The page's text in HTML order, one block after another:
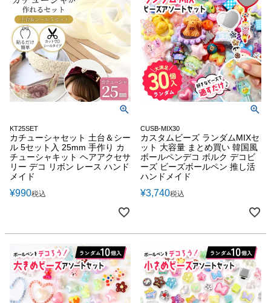
KT25SET
カチューシャセット 土台＆シー
ル 5セット入 25mm 手作り カ
チューシャキット ヘアアクセサ
リー デコ リボン レース ハンド
メイド
¥990税込
CUSB-MIX30
カスタムビーズ ランダムMIXセ
ット 大容量 まとめ買い 韓国風
ボールペンデコ ボルク デコビ
ーズ ビーズボールペン 推し活
ハンドメイド
¥3,740税込